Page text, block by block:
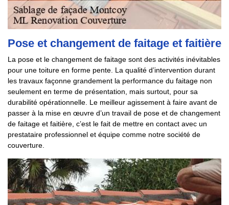
Pose et changement de faitage et faitière
La pose et le changement de faitage sont des activités inévitables
pour une toiture en forme pente. La qualité d’intervention durant
les travaux façonne grandement la performance du faitage non
seulement en terme de présentation, mais surtout, pour sa
durabilité opérationnelle. Le meilleur agissement à faire avant de
passer à la mise en œuvre d’un travail de pose et de changement
de faitage et faitière, c’est le fait de mettre en contact avec un
prestataire professionnel et équipe comme notre société de
couverture.